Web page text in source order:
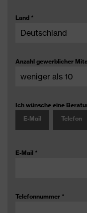
Land *
Anzahl gewerblicher
Ich wünsche eine
E-Mail
Telefon
E-Mail *
Telefonnummer *